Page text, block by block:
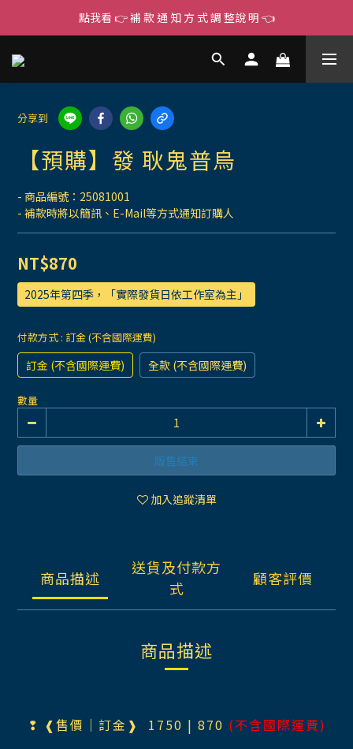
點我看 👉 補 款 通 知 方 式 調 整說 明 👈
分享到
【預購】發 耿鬼普烏
- 商品編號：25081001
- 補款時將以簡訊、E-Mail等方式通知訂購人
NT$870
2025年第四季，「實際發貨日依工作室為主」
付款方式 : 訂金 (不含國際運費)
訂金 (不含國際運費) 全款 (不含國際運費)
數量
販售結束
加入追蹤清單
商品描述
送貨及付款方
式
顧客評價
商品描述
❢ ❰售價｜訂金❱ 1750 | 870 (不含國際運費)